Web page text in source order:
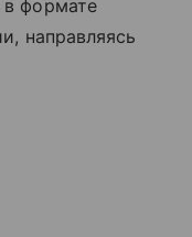
формате
направляясь